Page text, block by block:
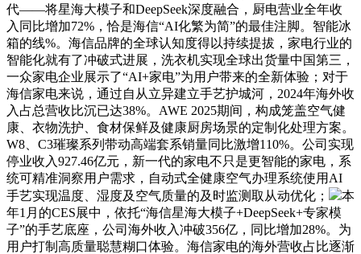
代——将星海大模子和DeepSeek深度融合，厨电营业全年收
入同比增加72%，恰是海信“AI化繁为简”的最佳注脚。智能冰
箱的线%。海信品牌的全球认知度得以持续提拔，家电行业的
智能化就有了冲破式进展，洗衣机实现全球出货量中国第三，
一众家电企业展示了“AI+家电”为用户带来的全新体验；对于
海信家电来说，通过自从立异建立手艺护城河，2024年海外收
入占总营收比沉已达38%。AWE 2025期间，构成笼盖空气健
康、衣物洗护、食材保鲜及健康厨房场景的定制化处理方案。
W8、C3璀璨系列带动高端套系销量同比激增110%。公司实现
停业收入927.46亿元，新一代的家电不只是更智能的家电，系
统可精准洞察用户需求，自动式全健康空气办理系统使用AI
手艺实现温度、湿度及空气质量的及时监测取从动优化；
本
年1月的CES展中，依托“海信星海大模子+DeepSeek+专家模
子”的手艺底座，公司海外收入冲破356亿，同比增加28%。为
用户打制高质量聪慧糊口体验。海信家电的海外营收占比逐渐